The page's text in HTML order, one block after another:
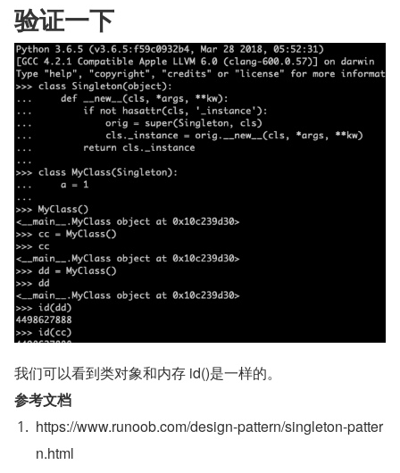
验证一下
我们可以看到类对象和内存 id()是一样的。
参考文档
https://www.runoob.com/design-pattern/singleton-patter
n.html